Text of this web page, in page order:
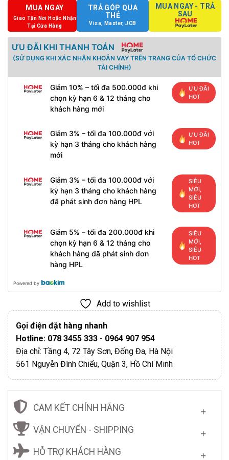
MUA NGAY
Giao Tận Nơi Hoặc Nhận
Tại Cửa Hàng
TRẢ GÓP QUA
THẺ
Visa, Master, JCB
MUA NGAY - TRẢ
SAU
ƯU ĐÃI KHI THANH TOÁN
(SỬ DỤNG KHI XÁC NHẬN KHOẢN VAY TRÊN TRANG CỦA TỔ CHỨC
TÀI CHÍNH)
Giảm 10% – tối đa 500.000đ khi
chọn kỳ hạn 6 & 12 tháng cho
khách hàng mới
ƯU ĐÃI
HOT
Giảm 3% – tối đa 100.000đ với
kỳ hạn 3 tháng cho khách hàng
mới
ƯU ĐÃI
HOT
Giảm 3% – tối đa 100.000đ với
kỳ hạn 3 tháng cho khách hàng
đã phát sinh đơn hàng HPL
SIÊU
MỚI,
SIÊU
HOT
Giảm 5% – tối đa 200.000đ khi
chọn kỳ hạn 6 & 12 tháng cho
khách hàng đã phát sinh đơn
hàng HPL
SIÊU
MỚI,
SIÊU
HOT
Powered by
Add to wishlist
Gọi điện đặt hàng nhanh
Hotline: 078 3455 333 - 0964 907 954
Địa chỉ: Tầng 4, 72 Tây Sơn, Đống Đa, Hà Nội
561 Nguyễn Đình Chiểu, Quận 3, Hồ Chí Minh
CAM KẾT CHÍNH HÃNG
VẬN CHUYỂN - SHIPPING
HỖ TRỢ KHÁCH HÀNG